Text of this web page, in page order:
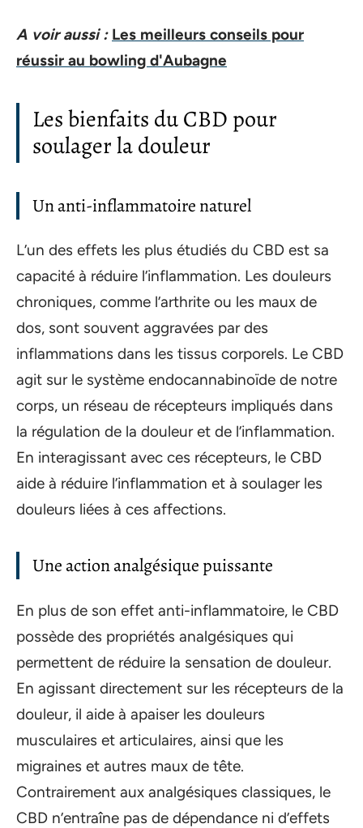
A voir aussi : Les meilleurs conseils pour
réussir au bowling d'Aubagne
Les bienfaits du CBD pour
soulager la douleur
Un anti-inflammatoire naturel
L’un des effets les plus étudiés du CBD est sa
capacité à réduire l’inflammation. Les douleurs
chroniques, comme l’arthrite ou les maux de
dos, sont souvent aggravées par des
inflammations dans les tissus corporels. Le CBD
agit sur le système endocannabinoïde de notre
corps, un réseau de récepteurs impliqués dans
la régulation de la douleur et de l’inflammation.
En interagissant avec ces récepteurs, le CBD
aide à réduire l’inflammation et à soulager les
douleurs liées à ces affections.
Une action analgésique puissante
En plus de son effet anti-inflammatoire, le CBD
possède des propriétés analgésiques qui
permettent de réduire la sensation de douleur.
En agissant directement sur les récepteurs de la
douleur, il aide à apaiser les douleurs
musculaires et articulaires, ainsi que les
migraines et autres maux de tête.
Contrairement aux analgésiques classiques, le
CBD n’entraîne pas de dépendance ni d’effets